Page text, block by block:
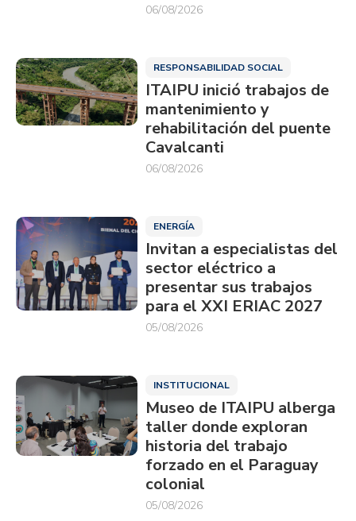
06/08/2026
RESPONSABILIDAD SOCIAL
ITAIPU inició trabajos de
mantenimiento y
rehabilitación del puente
Cavalcanti
06/08/2026
ENERGÍA
Invitan a especialistas del
sector eléctrico a
presentar sus trabajos
para el XXI ERIAC 2027
05/08/2026
INSTITUCIONAL
Museo de ITAIPU alberga
taller donde exploran
historia del trabajo
forzado en el Paraguay
colonial
05/08/2026